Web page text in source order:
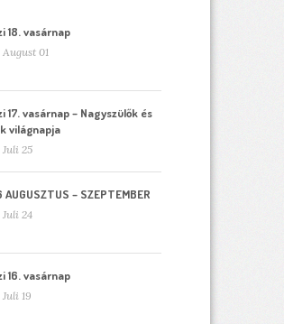
18. vasárnap
01
17. vasárnap – Nagyszülők és
világnapja
Juli 25
– SZEPTEMBER
Juli 24
16. vasárnap
19